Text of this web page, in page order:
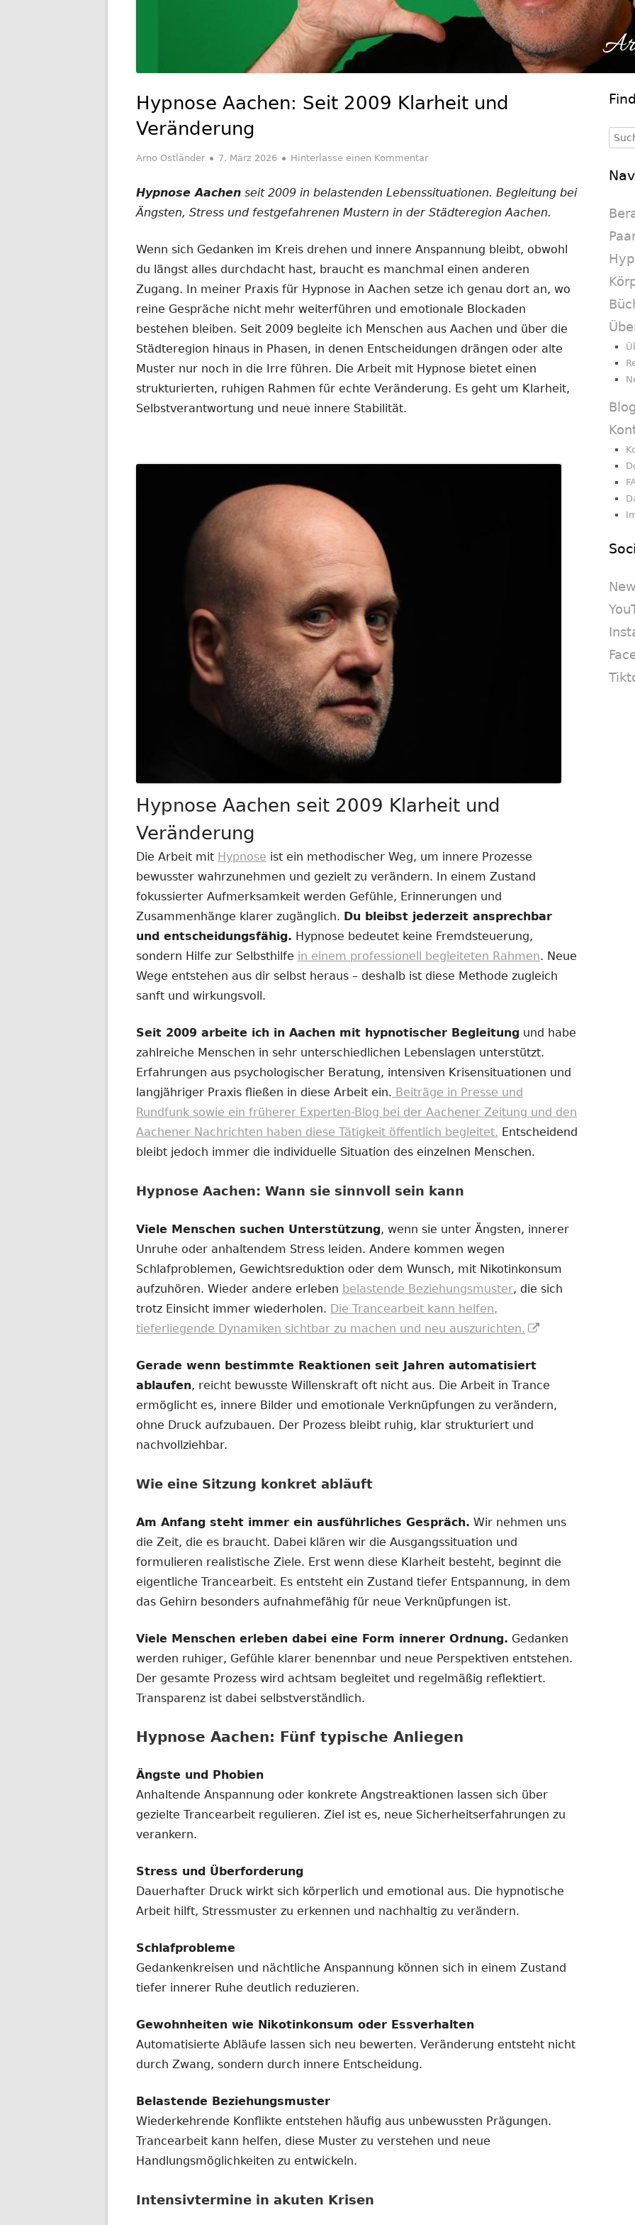
Hypnose Aachen: Seit 2009 Klarheit und
Veränderung
Autor
Arno Ostländer
Veröffentlicht
7. März 2026 Hinterlasse einen Kommentarzu Hypnose Aachen: Seit 2009 Klarheit und
Hypnose Aachen seit 2009 in belastenden Lebenssituationen. Begleitung bei
Ängsten, Stress und festgefahrenen Mustern in der Städteregion Aachen.
Wenn sich Gedanken im Kreis drehen und innere Anspannung bleibt, obwohl
du längst alles durchdacht hast, braucht es manchmal einen anderen
Zugang. In meiner Praxis für Hypnose in Aachen setze ich genau dort an, wo
reine Gespräche nicht mehr weiterführen und emotionale Blockaden
bestehen bleiben. Seit 2009 begleite ich Menschen aus Aachen und über die
Städteregion hinaus in Phasen, in denen Entscheidungen drängen oder alte
Muster nur noch in die Irre führen. Die Arbeit mit Hypnose bietet einen
strukturierten, ruhigen Rahmen für echte Veränderung. Es geht um Klarheit,
Selbstverantwortung und neue innere Stabilität.
Hypnose Aachen seit 2009 Klarheit und
Veränderung
Die Arbeit mit Hypnose ist ein methodischer Weg, um innere Prozesse
bewusster wahrzunehmen und gezielt zu verändern. In einem Zustand
fokussierter Aufmerksamkeit werden Gefühle, Erinnerungen und
Zusammenhänge klarer zugänglich. Du bleibst jederzeit ansprechbar
und entscheidungsfähig. Hypnose bedeutet keine Fremdsteuerung,
sondern Hilfe zur Selbsthilfe in einem professionell begleiteten Rahmen. Neue
Wege entstehen aus dir selbst heraus – deshalb ist diese Methode zugleich
sanft und wirkungsvoll.
Seit 2009 arbeite ich in Aachen mit hypnotischer Begleitung und habe
zahlreiche Menschen in sehr unterschiedlichen Lebenslagen unterstützt.
Erfahrungen aus psychologischer Beratung, intensiven Krisensituationen und
langjähriger Praxis fließen in diese Arbeit ein. Beiträge in Presse und
Rundfunk sowie ein früherer Experten-Blog bei der Aachener Zeitung und den
Aachener Nachrichten haben diese Tätigkeit öffentlich begleitet. Entscheidend
bleibt jedoch immer die individuelle Situation des einzelnen Menschen.
Hypnose Aachen: Wann sie sinnvoll sein kann
Viele Menschen suchen Unterstützung, wenn sie unter Ängsten, innerer
Unruhe oder anhaltendem Stress leiden. Andere kommen wegen
Schlafproblemen, Gewichtsreduktion oder dem Wunsch, mit Nikotinkonsum
aufzuhören. Wieder andere erleben belastende Beziehungsmuster, die sich
trotz Einsicht immer wiederholen. Die Trancearbeit kann helfen,
tieferliegende Dynamiken sichtbar zu machen und neu auszurichten.
öffnen
Gerade wenn bestimmte Reaktionen seit Jahren automatisiert
ablaufen, reicht bewusste Willenskraft oft nicht aus. Die Arbeit in Trance
ermöglicht es, innere Bilder und emotionale Verknüpfungen zu verändern,
ohne Druck aufzubauen. Der Prozess bleibt ruhig, klar strukturiert und
nachvollziehbar.
Wie eine Sitzung konkret abläuft
Am Anfang steht immer ein ausführliches Gespräch. Wir nehmen uns
die Zeit, die es braucht. Dabei klären wir die Ausgangssituation und
formulieren realistische Ziele. Erst wenn diese Klarheit besteht, beginnt die
eigentliche Trancearbeit. Es entsteht ein Zustand tiefer Entspannung, in dem
das Gehirn besonders aufnahmefähig für neue Verknüpfungen ist.
Viele Menschen erleben dabei eine Form innerer Ordnung. Gedanken
werden ruhiger, Gefühle klarer benennbar und neue Perspektiven entstehen.
Der gesamte Prozess wird achtsam begleitet und regelmäßig reflektiert.
Transparenz ist dabei selbstverständlich.
Hypnose Aachen: Fünf typische Anliegen
Ängste und Phobien
Anhaltende Anspannung oder konkrete Angstreaktionen lassen sich über
gezielte Trancearbeit regulieren. Ziel ist es, neue Sicherheitserfahrungen zu
verankern.
Stress und Überforderung
Dauerhafter Druck wirkt sich körperlich und emotional aus. Die hypnotische
Arbeit hilft, Stressmuster zu erkennen und nachhaltig zu verändern.
Schlafprobleme
Gedankenkreisen und nächtliche Anspannung können sich in einem Zustand
tiefer innerer Ruhe deutlich reduzieren.
Gewohnheiten wie Nikotinkonsum oder Essverhalten
Automatisierte Abläufe lassen sich neu bewerten. Veränderung entsteht nicht
durch Zwang, sondern durch innere Entscheidung.
Belastende Beziehungsmuster
Wiederkehrende Konflikte entstehen häufig aus unbewussten Prägungen.
Trancearbeit kann helfen, diese Muster zu verstehen und neue
Handlungsmöglichkeiten zu entwickeln.
Intensivtermine in akuten Krisen
Blog